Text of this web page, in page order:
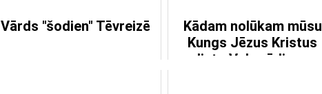
Vārds "šodien" Tēvreizē
Kādam nolūkam mūsu
Kungs Jēzus Kristus
lieto Vakarēdiena